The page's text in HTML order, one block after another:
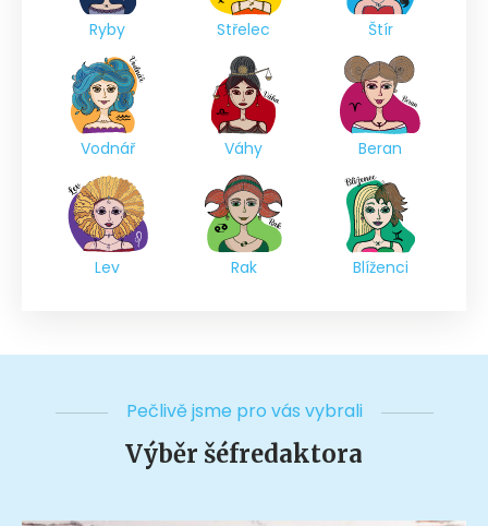
Ryby Střelec Štír
Vodnář Váhy Beran
Lev Rak Blíženci
Pečlivě jsme pro vás vybrali
Výběr šéfredaktora